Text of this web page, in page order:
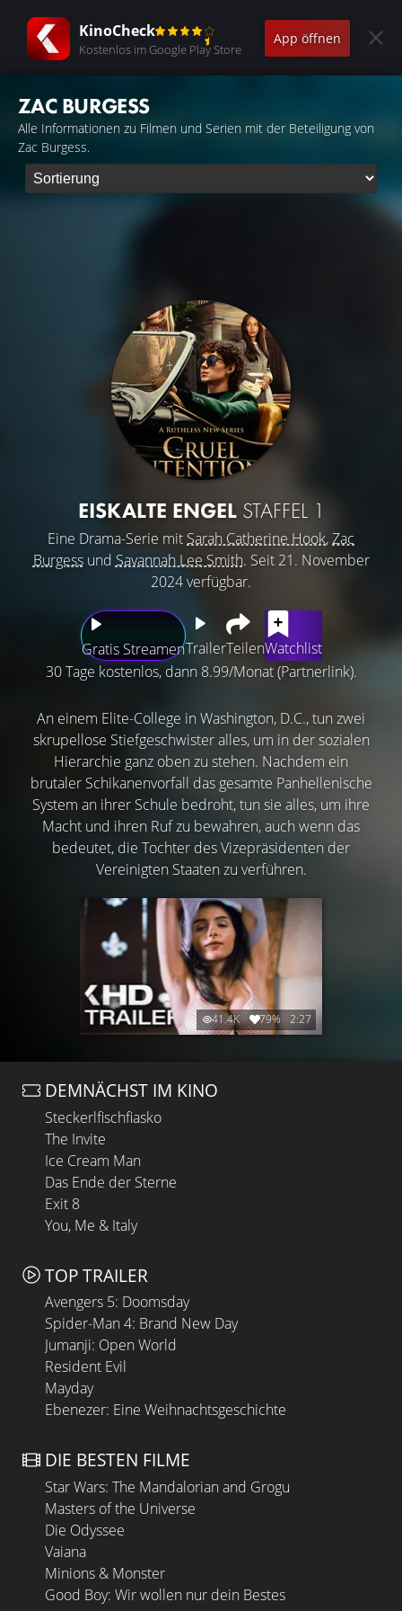
KinoCheck
Kostenlos im Google Play Store
App öffnen
ZAC BURGESS
Alle Informationen zu Filmen und Serien mit der Beteiligung von
Zac Burgess.
EISKALTE ENGEL STAFFEL 1
Eine Drama-Serie mit Sarah Catherine Hook,Zac
Burgessund Savannah Lee Smith. Seit 21. November
2024 verfügbar.
Gratis StreamenTrailerTeilenWatchlist
30 Tage kostenlos, dann 8.99/Monat (Partnerlink).
An einem Elite-College in Washington, D.C., tun zwei
skrupellose Stiefgeschwister alles, um in der sozialen
Hierarchie ganz oben zu stehen. Nachdem ein
brutaler Schikanenvorfall das gesamte Panhellenische
System an ihrer Schule bedroht, tun sie alles, um ihre
Macht und ihren Ruf zu bewahren, auch wenn das
bedeutet, die Tochter des Vizepräsidenten der
Vereinigten Staaten zu verführen.
41.4K 79% 2:27
DEMNÄCHST IM KINO
Steckerlfischfiasko
The Invite
Ice Cream Man
Das Ende der Sterne
Exit 8
You, Me & Italy
TOP TRAILER
Avengers 5: Doomsday
Spider-Man 4: Brand New Day
Jumanji: Open World
Resident Evil
Mayday
Ebenezer: Eine Weihnachtsgeschichte
DIE BESTEN FILME
Star Wars: The Mandalorian and Grogu
Masters of the Universe
Die Odyssee
Vaiana
Minions & Monster
Good Boy: Wir wollen nur dein Bestes